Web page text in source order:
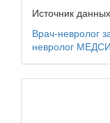
Источник
Врач-невролог
невролог МЕДСИ